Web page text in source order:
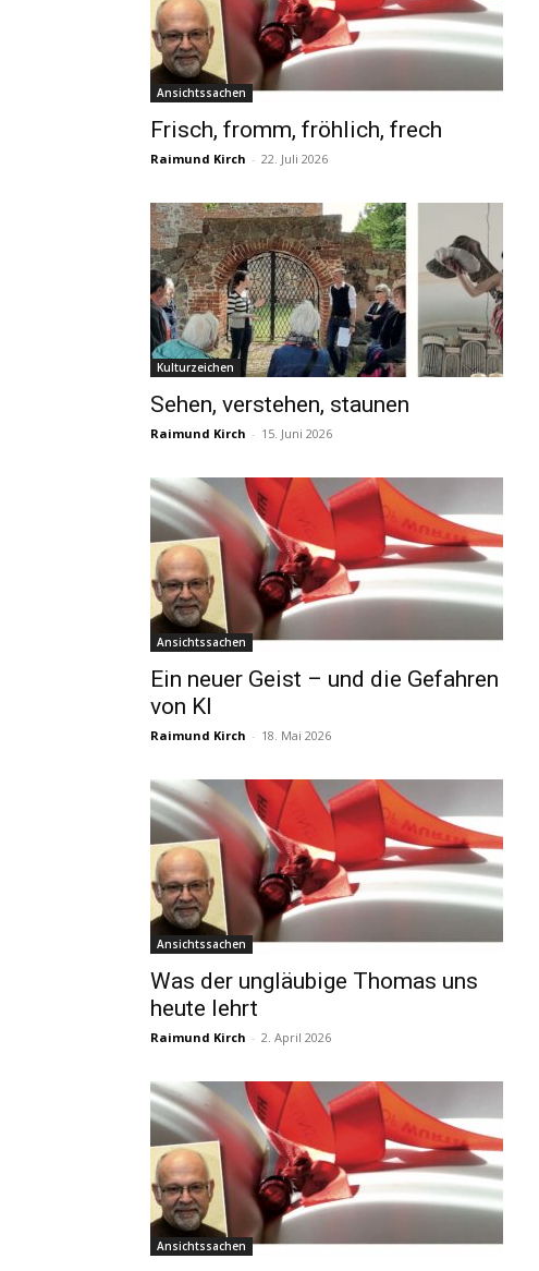
Ansichtssachen
Frisch, fromm, fröhlich, frech
Raimund Kirch - 22. Juli 2026
Kulturzeichen
Sehen, verstehen, staunen
Raimund Kirch - 15. Juni 2026
Ansichtssachen
Ein neuer Geist – und die Gefahren
von KI
Raimund Kirch - 18. Mai 2026
Ansichtssachen
Was der ungläubige Thomas uns
heute lehrt
Raimund Kirch - 2. April 2026
Ansichtssachen